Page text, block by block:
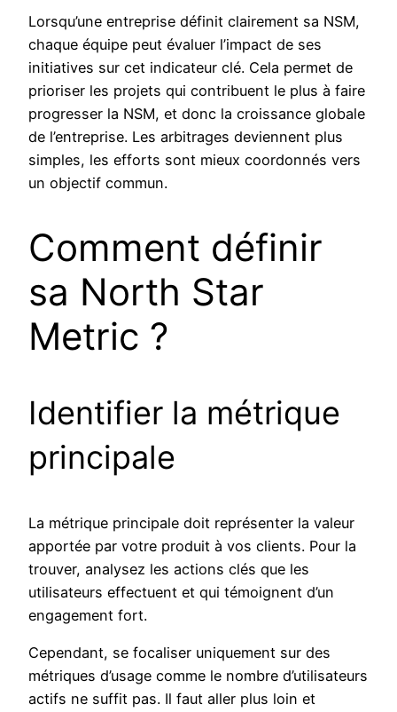
Lorsqu’une entreprise définit clairement sa NSM,
chaque équipe peut évaluer l’impact de ses
initiatives sur cet indicateur clé. Cela permet de
prioriser les projets qui contribuent le plus à faire
progresser la NSM, et donc la croissance globale
de l’entreprise. Les arbitrages deviennent plus
simples, les efforts sont mieux coordonnés vers
un objectif commun.
Comment définir
sa North Star
Metric ?
Identifier la métrique
principale
La métrique principale doit représenter la valeur
apportée par votre produit à vos clients. Pour la
trouver, analysez les actions clés que les
utilisateurs effectuent et qui témoignent d’un
engagement fort.
Cependant, se focaliser uniquement sur des
métriques d’usage comme le nombre d’utilisateurs
actifs ne suffit pas. Il faut aller plus loin et